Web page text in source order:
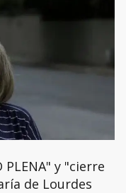
y "cierre
de Lourdes